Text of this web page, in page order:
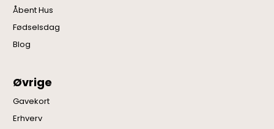
Åbent Hus
Fødselsdag
Blog
Øvrige
Gavekort
Erhverv